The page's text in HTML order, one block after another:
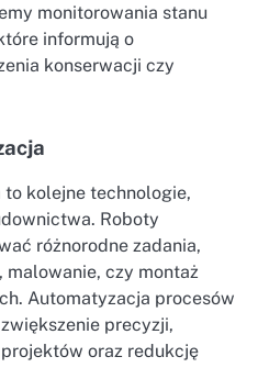
monitorowania stanu
informują o
konserwacji czy
kolejne technologie,
Roboty
różnorodne zadania,
malowanie, czy montaż
Automatyzacja procesów
precyzji,
oraz redukcję